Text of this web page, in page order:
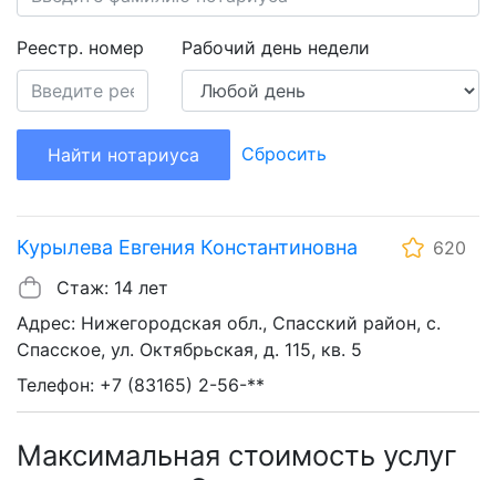
Реестр. номер Рабочий день недели
Найти нотариуса Сбросить
Курылева Евгения Константиновна
620
Стаж: 14 лет
Адрес: Нижегородская обл., Спасский район, с.
Спасское, ул. Октябрьская, д. 115, кв. 5
Телефон: +7 (83165) 2-56-**
Максимальная стоимость услуг